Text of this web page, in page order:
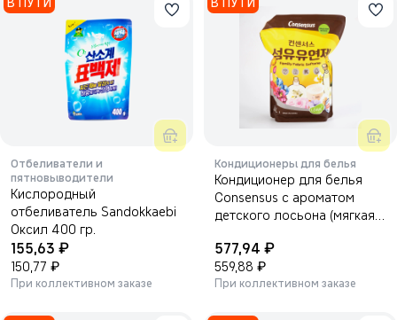
Отбеливатели и
пятновыводители
Кислородный
отбеливатель Sandokkaebi
Оксил 400 гр.
155,63 ₽
150,77 ₽
При коллективном заказе
Кондиционеры для белья
Кондиционер для белья
Consensus с ароматом
детского лосьона (мягкая
577,94 ₽
559,88 ₽
При коллективном заказе